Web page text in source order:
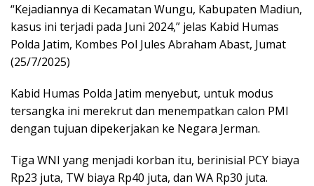
“Kejadiannya di Kecamatan Wungu, Kabupaten Madiun,
kasus ini terjadi pada Juni 2024,” jelas Kabid Humas
Polda Jatim, Kombes Pol Jules Abraham Abast, Jumat
(25/7/2025)
Kabid Humas Polda Jatim menyebut, untuk modus
tersangka ini merekrut dan menempatkan calon PMI
dengan tujuan dipekerjakan ke Negara Jerman.
Tiga WNI yang menjadi korban itu, berinisial PCY biaya
Rp23 juta, TW biaya Rp40 juta, dan WA Rp30 juta.